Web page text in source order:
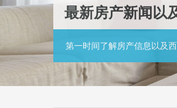
最新房产新闻以
第一时间了解房产信息以及